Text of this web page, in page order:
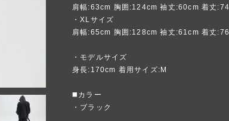
肩幅:63cm 胸囲:124cm 袖丈:60cm 着丈
・XLサイズ
肩幅:65cm 胸囲:128cm 袖丈:61cm 着丈
・モデルサイズ
身長:170cm 着用サイズ:M
◼️カラー
・ブラック